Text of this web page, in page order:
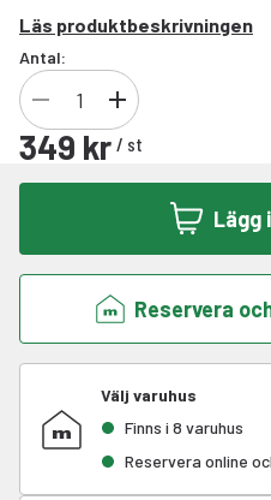
Läs produktbeskrivningen
Antal:
349 kr / st
Lägg
Reservera
Välj varuhus
Finns i 8 varuhus
Reservera online